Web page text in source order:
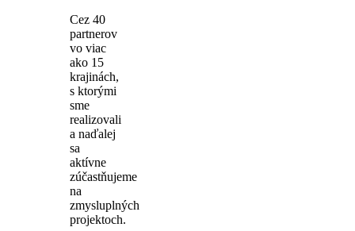
Cez 40
partnerov
vo viac
ako 15
krajinách,
s ktorými
sme
realizovali
a naďalej
sa
aktívne
zúčastňujeme
na
zmysluplných
projektoch.